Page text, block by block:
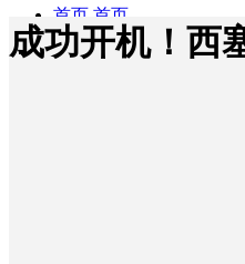
首页 首页
成功开机！西